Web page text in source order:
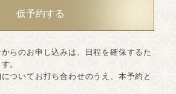
仮予約する
らのお申し込みは、日程を確保するた
。
ついてお打ち合わせのうえ、本予約と